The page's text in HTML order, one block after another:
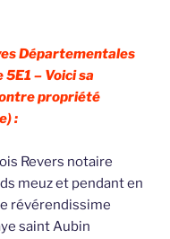
Départementales
– Voici sa
propriété
:
Revers notaire
meuz et pendant en
révérendissime
saint Aubin